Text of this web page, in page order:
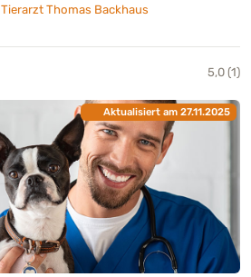
Tierarzt Thomas Backhaus
5,0 (1)
Aktualisiert am 27.11.2025